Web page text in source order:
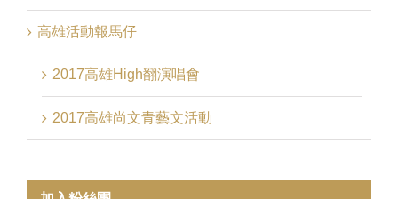
高雄活動報馬仔
2017高雄High翻演唱會
2017高雄尚文青藝文活動